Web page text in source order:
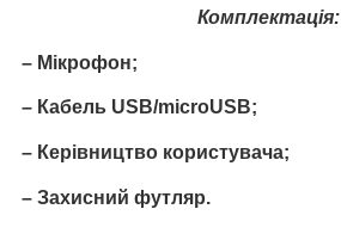
Комплектація:
– Мікрофон;
– Кабель USB/microUSB;
– Керівництво користувача;
– Захисний футляр.